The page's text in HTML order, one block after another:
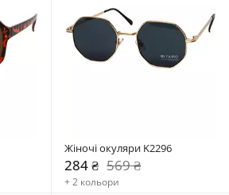
Жіночі окуляри K2296
284 ₴ 569 ₴
+ 2 кольори